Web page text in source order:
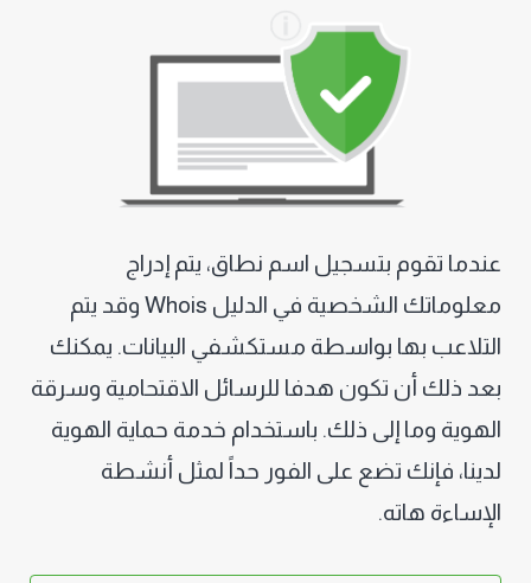
عندما تقوم بتسجیل اسم نطاق، یتم إدراج
معلوماتك الشخصیة في الدليل Whois وقد یتم
التلاعب بھا بواسطة مستكشفي البیانات. یمكنك
بعد ذلك أن تكون ھدفا للرسائل الاقتحامیة وسرقة
الھویة وما إلى ذلك. باستخدام خدمة حمایة الھویة
لدينا، فإنك تضع على الفور حداً لمثل أنشطة
الإساءة هاته.